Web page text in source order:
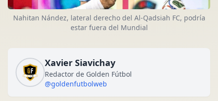
Nahitan Nández, lateral derecho del Al-Qadsiah FC, podría
estar fuera del Mundial
Xavier Siavichay
Redactor de Golden Fútbol
@goldenfutbolweb